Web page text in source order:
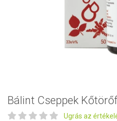
Bálint Cseppek
Ugrás az